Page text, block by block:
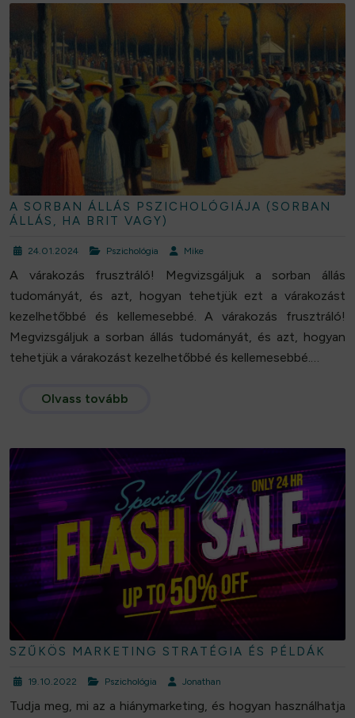
A SORBAN ÁLLÁS PSZICHOLÓGIÁJA (SORBAN
ÁLLÁS, HA BRIT VAGY)
24.01.2024 Pszichológia Mike
A várakozás frusztráló! Megvizsgáljuk a sorban állás
tudományát, és azt, hogyan tehetjük ezt a várakozást
kezelhetőbbé és kellemesebbé. A várakozás frusztráló!
Megvizsgáljuk a sorban állás tudományát, és azt, hogyan
tehetjük a várakozást kezelhetőbbé és kellemesebbé.…
Olvass tovább
SZŰKÖS MARKETING STRATÉGIA ÉS PÉLDÁK
19.10.2022 Pszichológia Jonathan
Tudja meg, mi az a hiánymarketing, és hogyan használhatja